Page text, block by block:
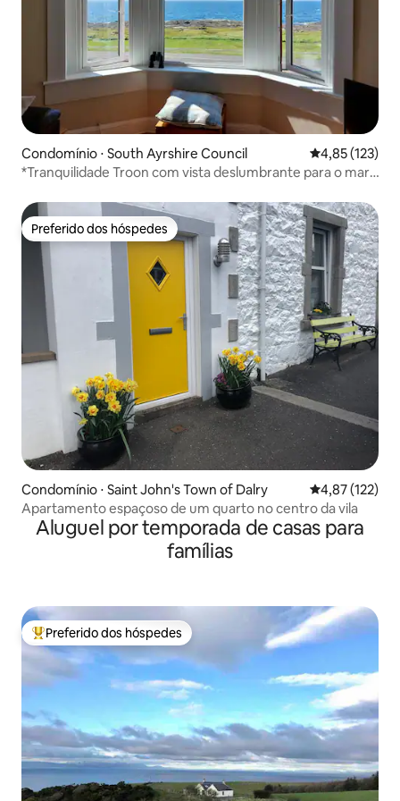
Condomínio ⋅ South Ayrshire Council 4,85 de uma
4,85 (123)
*Tranquilidade Troon com vista deslumbrante para o mar,
Preferido dos hóspedes
Preferido dos hóspedes
Condomínio ⋅ Saint John's Town of Dalry 4,87 de uma
4,87 (122)
Apartamento espaçoso de um quarto no centro da vila
Aluguel por temporada de casas para
famílias
Entre os melhores preferidos dos hóspedes
Preferido dos hóspedes